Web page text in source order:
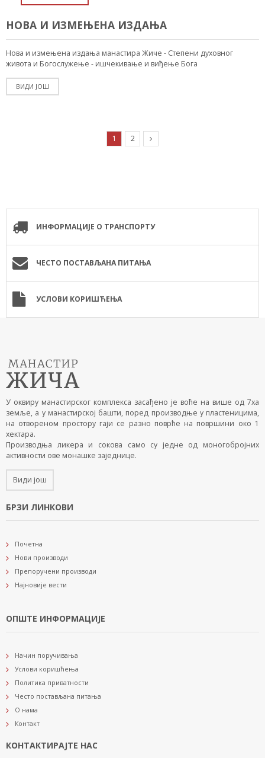
НОВА И ИЗМЕЊЕНА ИЗДАЊА
Нова и измењена издања манастира Жиче - Степени духовног
живота и Богослужење - ишчекивање и виђење Бога
ВИДИ ЈОШ
1 2
ИНФОРМАЦИЈЕ О ТРАНСПОРТУ
ЧЕСТО ПОСТАВЉАНА ПИТАЊА
УСЛОВИ КОРИШЋЕЊА
У оквиру манастирског комплекса засађено је воће на више од 7ха
земље, а у манастирској башти, поред производње у пластеницима,
на отвореном простору гаји се разно поврће на површини око 1
хектара.
Производња ликера и сокова само су једне од моногобројних
активности ове монашке заједнице.
Види још
БРЗИ ЛИНКОВИ
Почетна
Нови производи
Препоручени производи
Најновије вести
ОПШТЕ ИНФОРМАЦИЈЕ
Начин поручивања
Услови коришћења
Политика приватности
Често постављана питања
О нама
Контакт
КОНТАКТИРАЈТЕ НАС